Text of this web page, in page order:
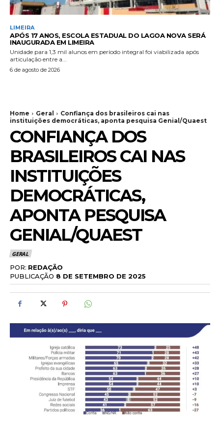
LIMEIRA
APÓS 17 ANOS, ESCOLA ESTADUAL DO LAGOA NOVA SERÁ
INAUGURADA EM LIMEIRA
Unidade para 1,3 mil alunos em período integral foi viabilizada após
articulação entre a...
6 de agosto de 2026